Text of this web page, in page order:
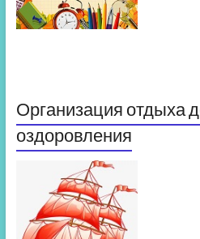
Организация отдыха
оздоровления